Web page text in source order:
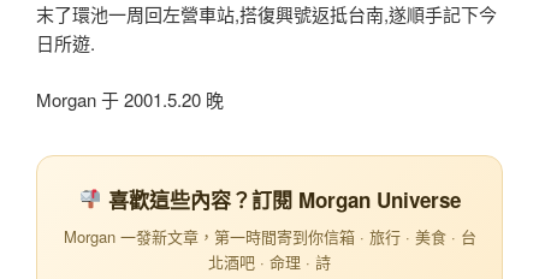
末了環池一周回左營車站,搭復興號返抵台南,遂順手記下今
日所遊.
Morgan 于 2001.5.20 晚
喜歡這些內容？訂閱 Morgan Universe
Morgan 一發新文章，第一時間寄到你信箱 · 旅行 · 美食 · 台
北酒吧 · 命理 · 詩